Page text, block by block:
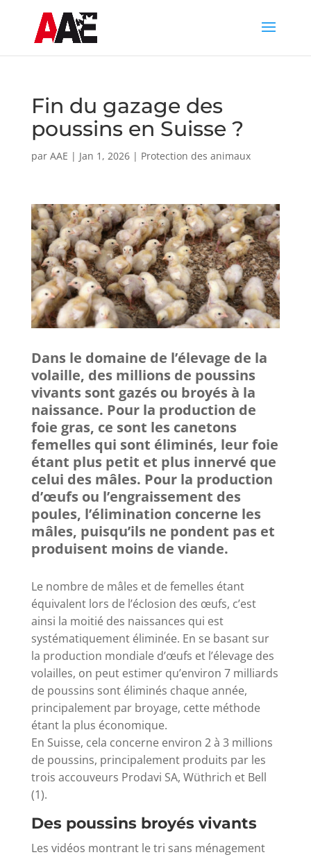
Fin du gazage des
poussins en Suisse ?
par AAE | Jan 1, 2026| Protection des animaux
Dans le domaine de l’élevage de la
volaille, des millions de poussins
vivants sont gazés ou broyés à la
naissance. Pour la production de
foie gras, ce sont les canetons
femelles qui sont éliminés, leur foie
étant plus petit et plus innervé que
celui des mâles. Pour la production
d’œufs ou l’engraissement des
poules, l’élimination concerne les
mâles, puisqu’ils ne pondent pas et
produisent moins de viande.
Le nombre de mâles et de femelles étant
équivalent lors de l’éclosion des œufs, c’est
ainsi la moitié des naissances qui est
systématiquement éliminée. En se basant sur
la production mondiale d’œufs et l’élevage des
volailles, on peut estimer qu’environ 7 milliards
de poussins sont éliminés chaque année,
principalement par broyage, cette méthode
étant la plus économique.
En Suisse, cela concerne environ 2 à 3 millions
de poussins, principalement produits par les
trois accouveurs Prodavi SA, Wüthrich et Bell
(1).
Des poussins broyés vivants
Les vidéos montrant le tri sans ménagement